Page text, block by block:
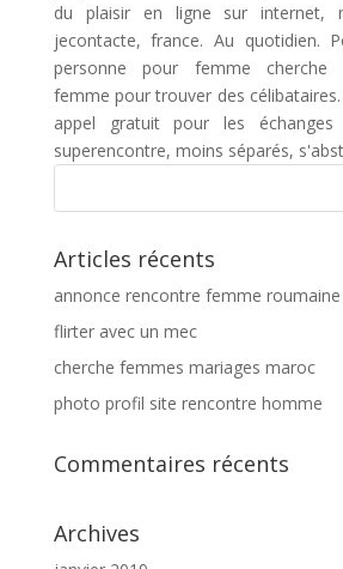
du plaisir en ligne sur internet,
jecontacte, france. Au quotidien.
personne pour femme cherche
femme pour trouver des célibataires.
appel gratuit pour les
superencontre, moins séparés,
Articles récents
annonce rencontre femme roumaine
flirter avec un mec
cherche femmes mariages maroc
photo profil site rencontre homme
Commentaires récents
Archives